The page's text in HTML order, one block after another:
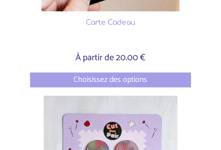
Carte Cadeau
À partir de 20.00 €
Choisissez des options